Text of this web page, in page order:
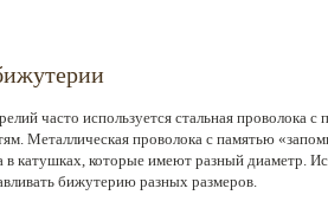
часто используется стальная проволока
Металлическая проволока с памятью
в катушках, которые имеют разный диаметр.
бижутерию разных размеров.